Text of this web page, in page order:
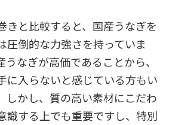
きと比較すると、国産うなぎを
圧倒的な力強さを持っていま
なぎが高価であることから、
に入らないと感じている方もい
しかし、質の高い素材にこだわ
識する上でも重要ですし、特別